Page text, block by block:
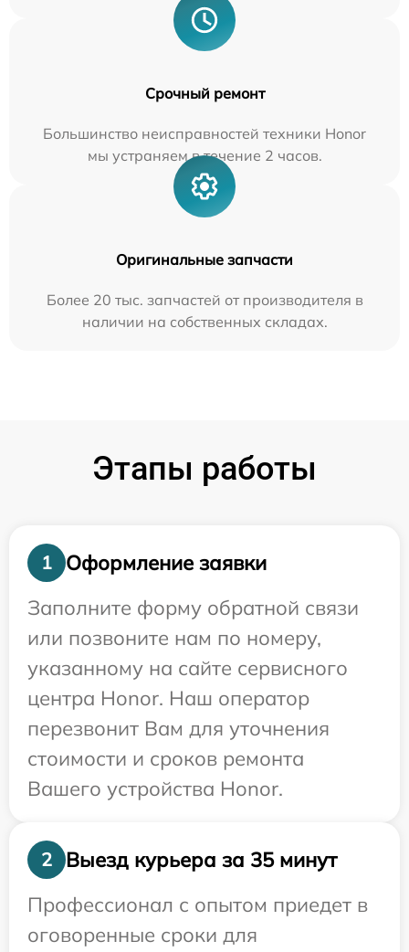
Срочный ремонт
Большинство неисправностей техники Honor
мы устраняем в течение 2 часов.
Оригинальные запчасти
Более 20 тыс. запчастей от производителя в
наличии на собственных складах.
Этапы работы
1
Оформление заявки
Заполните форму обратной связи
или позвоните нам по номеру,
указанному на сайте сервисного
центра Honor. Наш оператор
перезвонит Вам для уточнения
стоимости и сроков ремонта
Вашего устройства Honor.
2
Выезд курьера за 35 минут
Профессионал с опытом приедет в
оговоренные сроки для